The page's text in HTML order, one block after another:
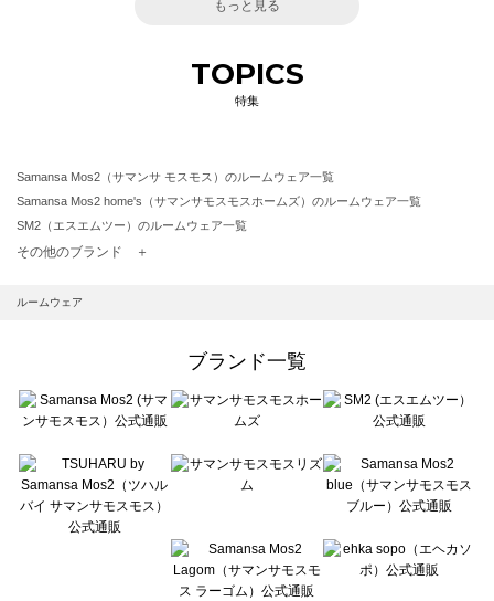
もっと見る
TOPICS
特集
Samansa Mos2（サマンサ モスモス）のルームウェア一覧
Samansa Mos2 home's（サマンサモスモスホームズ）のルームウェア一覧
SM2（エスエムツー）のルームウェア一覧
TSUHARU by Samansa Mos2（ツハルバイサマンサモスモス）のルームウェア一覧
Samansa Mos2 blue（サマンサモスモス ブルー）のルームウェア一覧
sō4ū（ソウフォーユー）のルームウェア一覧
Te chichi（テチチ）のルームウェア一覧
Te chichi CLASSIC（テチチ クラシック）のルームウェア一覧
Lugnoncure（ルノンキュール）のルームウェア一覧
BETTY'S BLUE（べティーズブルー）のルームウェア一覧
Wpc.（ワールドパーティー）のルームウェア一覧
その他のブランド ＋
ルームウェア
ブランド一覧